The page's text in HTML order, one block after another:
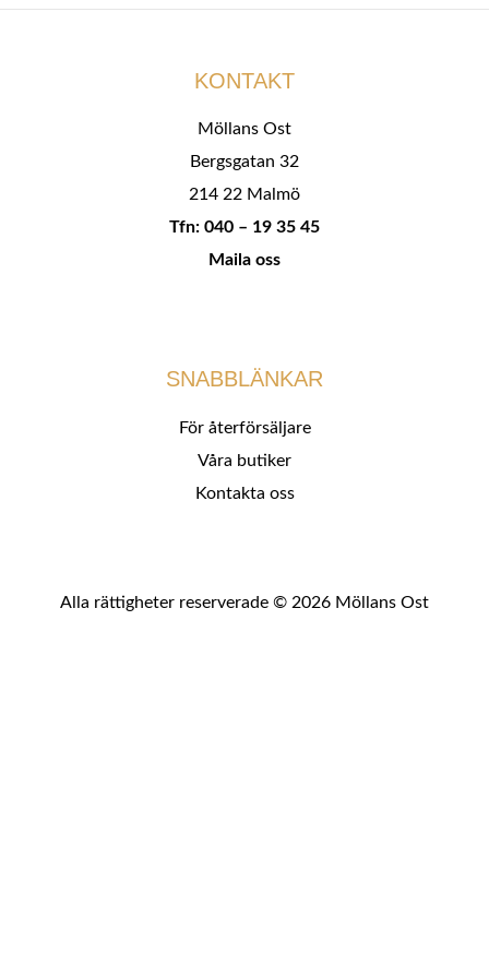
KONTAKT
Möllans Ost
Bergsgatan 32
214 22 Malmö
Tfn: 040 – 19 35 45
Maila oss
SNABBLÄNKAR
För återförsäljare
Våra butiker
Kontakta oss
Alla rättigheter reserverade © 2026 Möllans Ost